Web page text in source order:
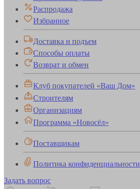
Распродажа
Избранное
Доставка и подъем
Способы оплаты
Возврат и обмен
Клуб покупателей «Ваш Дом»
Строителям
Организациям
Программа «Новосёл»
Поставщикам
Политика конфиденциальности
Задать вопрос